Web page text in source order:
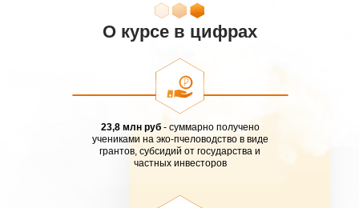
О курсе в цифрах
23,8 млн руб- суммарно получено
учениками на эко-пчеловодство в виде
грантов, субсидий от государства и
частных инвесторов